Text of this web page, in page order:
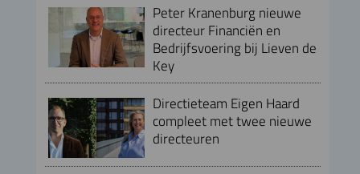
Peter Kranenburg nieuwe
directeur Financiën en
Bedrijfsvoering bij Lieven de
Key
Directieteam Eigen Haard
compleet met twee nieuwe
directeuren